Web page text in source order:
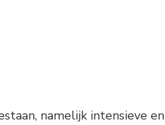
namelijk intensieve en